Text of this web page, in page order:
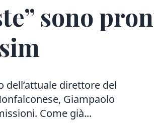
sono
dell’attuale direttore del
Giampaolo
Come già...